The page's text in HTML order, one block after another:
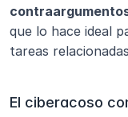
que lo hace ideal
tareas
El ciberacoso